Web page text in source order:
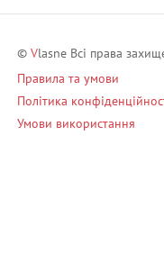
© Vlasne Всі права
Правила та умови
Політика
Умови використання